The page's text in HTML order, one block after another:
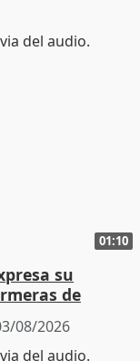
01:10
su
de
08/2026